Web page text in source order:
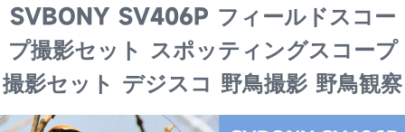
SVBONY SV406P フィールドスコー
プ撮影セット スポッティングスコープ
撮影セット デジスコ 野鳥撮影 野鳥観察